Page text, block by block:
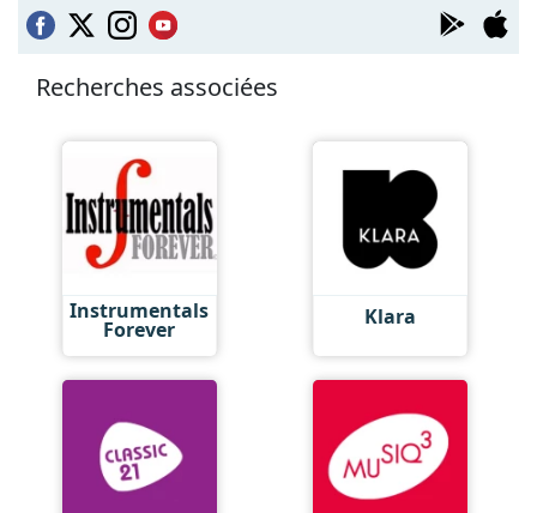
Recherches associées
Instrumentals
Forever Klara